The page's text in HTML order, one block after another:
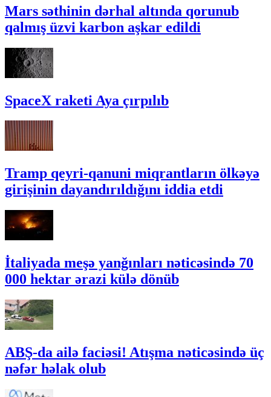
Mars səthinin dərhal altında qorunub
qalmış üzvi karbon aşkar edildi
SpaceX raketi Aya çırpılıb
Tramp qeyri-qanuni miqrantların ölkəyə
girişinin dayandırıldığını iddia etdi
İtaliyada meşə yanğınları nəticəsində 70
000 hektar ərazi külə dönüb
ABŞ-da ailə faciəsi! Atışma nəticəsində üç
nəfər həlak olub